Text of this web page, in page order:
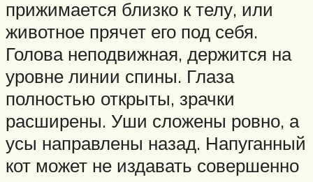
прижимается близко к телу, или
животное прячет его под себя.
Голова неподвижная, держится на
уровне линии спины. Глаза
полностью открыты, зрачки
расширены. Уши сложены ровно, а
усы направлены назад. Напуганный
кот может не издавать совершенно